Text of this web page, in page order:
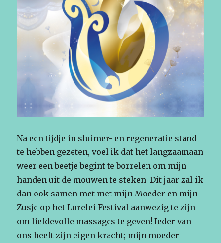
Na een tijdje in sluimer- en regeneratie stand
te hebben gezeten, voel ik dat het langzaamaan
weer een beetje begint te borrelen om mijn
handen uit de mouwen te steken. Dit jaar zal ik
dan ook samen met met mijn Moeder en mijn
Zusje op het Lorelei Festival aanwezig te zijn
om liefdevolle massages te geven! Ieder van
ons heeft zijn eigen kracht; mijn moeder